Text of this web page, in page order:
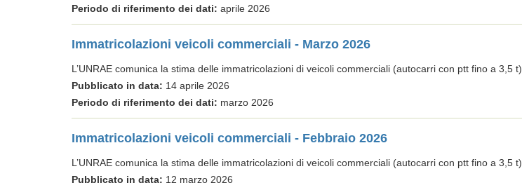
Periodo di riferimento dei dati: aprile 2026
Immatricolazioni veicoli commerciali - Marzo 2026
L’UNRAE comunica la stima delle immatricolazioni di veicoli commerciali (autocarri con ptt fino a 3,5 t)
Pubblicato in data: 14 aprile 2026
Periodo di riferimento dei dati: marzo 2026
Immatricolazioni veicoli commerciali - Febbraio 2026
L’UNRAE comunica la stima delle immatricolazioni di veicoli commerciali (autocarri con ptt fino a 3,5 t)
Pubblicato in data: 12 marzo 2026